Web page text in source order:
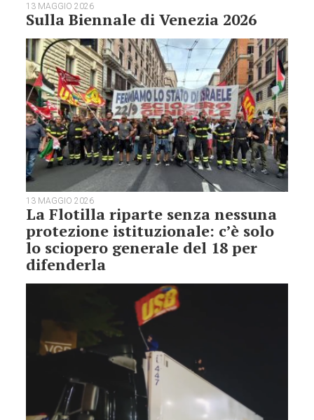
13 MAGGIO 2026
Sulla Biennale di Venezia 2026
13 MAGGIO 2026
La Flotilla riparte senza nessuna
protezione istituzionale: c’è solo
lo sciopero generale del 18 per
difenderla